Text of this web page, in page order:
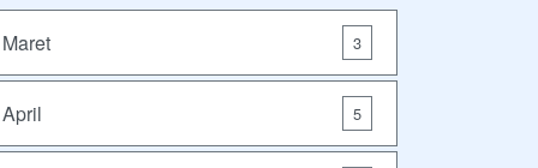
Maret 3
April 5